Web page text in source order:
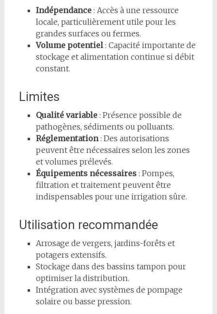
Indépendance: Accès à une ressource
locale, particulièrement utile pour les
grandes surfaces ou fermes.
Volume potentiel: Capacité importante de
stockage et alimentation continue si débit
constant.
Limites
Qualité variable: Présence possible de
pathogènes, sédiments ou polluants.
Réglementation: Des autorisations
peuvent être nécessaires selon les zones
et volumes prélevés.
Équipements nécessaires: Pompes,
filtration et traitement peuvent être
indispensables pour une irrigation sûre.
Utilisation recommandée
Arrosage de vergers, jardins-forêts et
potagers extensifs.
Stockage dans des bassins tampon pour
optimiser la distribution.
Intégration avec systèmes de pompage
solaire ou basse pression.